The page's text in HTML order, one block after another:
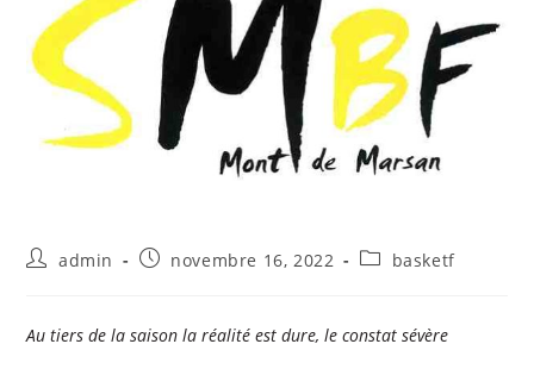
admin novembre 16, 2022 basketf
Au tiers de la saison la réalité est dure, le constat sévère